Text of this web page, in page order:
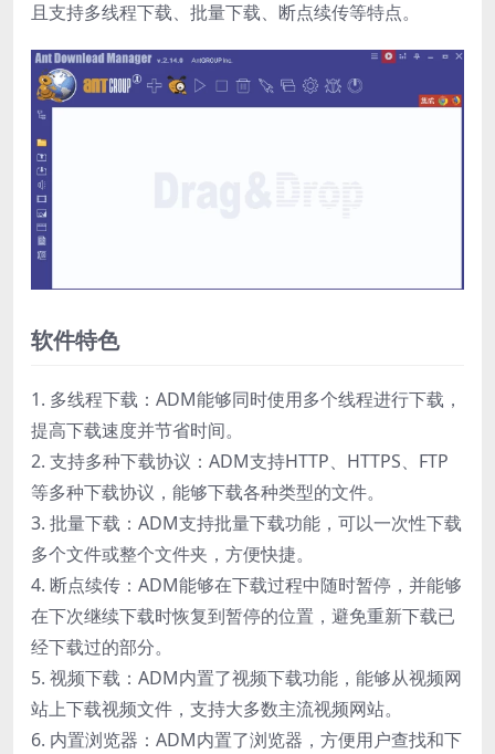
且支持多线程下载、批量下载、断点续传等特点。
软件特色
1. 多线程下载：ADM能够同时使用多个线程进行下载，
提高下载速度并节省时间。
2. 支持多种下载协议：ADM支持HTTP、HTTPS、FTP
等多种下载协议，能够下载各种类型的文件。
3. 批量下载：ADM支持批量下载功能，可以一次性下载
多个文件或整个文件夹，方便快捷。
4. 断点续传：ADM能够在下载过程中随时暂停，并能够
在下次继续下载时恢复到暂停的位置，避免重新下载已
经下载过的部分。
5. 视频下载：ADM内置了视频下载功能，能够从视频网
站上下载视频文件，支持大多数主流视频网站。
6. 内置浏览器：ADM内置了浏览器，方便用户查找和下